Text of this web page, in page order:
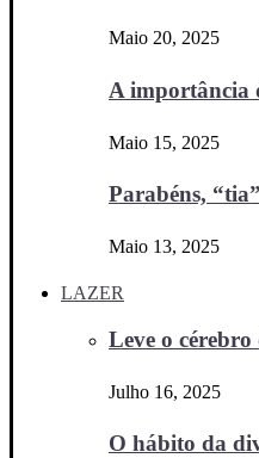
Maio 20, 2025
A importância
Maio 15, 2025
Parabéns,
Maio 13, 2025
LAZER
Leve o cérebro
Julho 16, 2025
O hábito da